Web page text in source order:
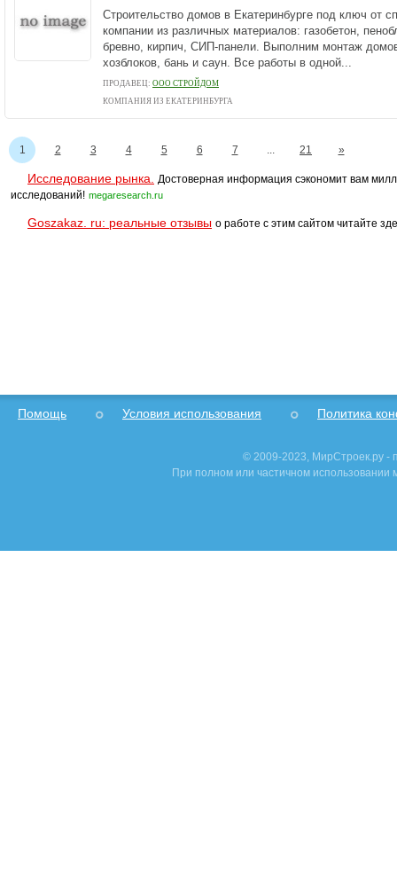
Строительство домов в Екатеринбурге под ключ от
компании из различных материалов: газобетон,
бревно, кирпич, СИП-панели. Выполним монтаж
хозблоков, бань и саун. Все работы в одной...
ПРОДАВЕЦ: ООО СТРОЙДОМ
КОМПАНИЯ ИЗ ЕКАТЕРИНБУРГА
1 2 3 4 5 6 7 ... 21 »
Исследование рынка.
Достоверная информация сэкономит вам
исследований! megaresearch.ru
Goszakaz. ru: реальные отзывы о работе с этим сайтом читайте
Помощь Условия использования Политика
© 2009-2023, МирСтроек.ру -
При полном или частичном использовании